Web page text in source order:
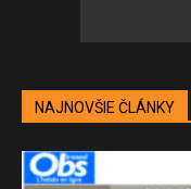
NAJNOVŠIE ČLÁNKY